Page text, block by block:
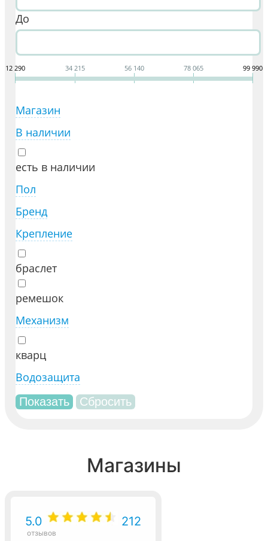
До
12 290 34 215 56 140 78 065 99 990
Магазин
В наличии
есть в наличии
Пол
Бренд
Крепление
браслет
ремешок
Механизм
кварц
Водозащита
Магазины
5.0 212
отзывов